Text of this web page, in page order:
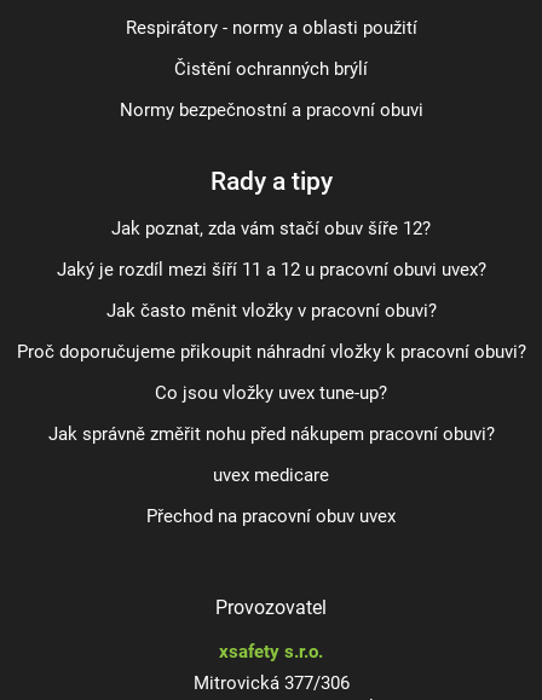
Respirátory - normy a oblasti použití
Čistění ochranných brýlí
Normy bezpečnostní a pracovní obuvi
Rady a tipy
Jak poznat, zda vám stačí obuv šíře 12?
Jaký je rozdíl mezi šíří 11 a 12 u pracovní obuvi uvex?
Jak často měnit vložky v pracovní obuvi?
Proč doporučujeme přikoupit náhradní vložky k pracovní obuvi?
Co jsou vložky uvex tune-up?
Jak správně změřit nohu před nákupem pracovní obuvi?
uvex medicare
Přechod na pracovní obuv uvex
Provozovatel
xsafety s.r.o.
Mitrovická 377/306